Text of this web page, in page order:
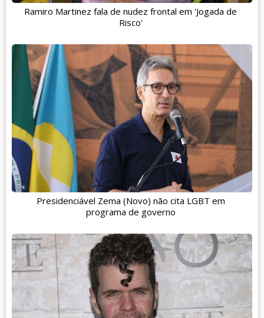
Ramiro Martinez fala de nudez frontal em 'Jogada de
Risco'
Presidenciável Zema (Novo) não cita LGBT em
programa de governo